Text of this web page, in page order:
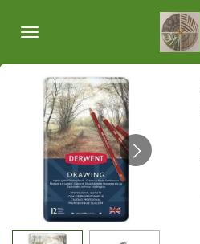
direct
hoofdinhoud